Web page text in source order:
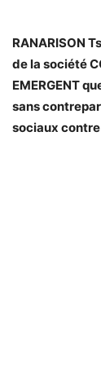
RANARISON
de la société
EMERGENT
sans
sociaux